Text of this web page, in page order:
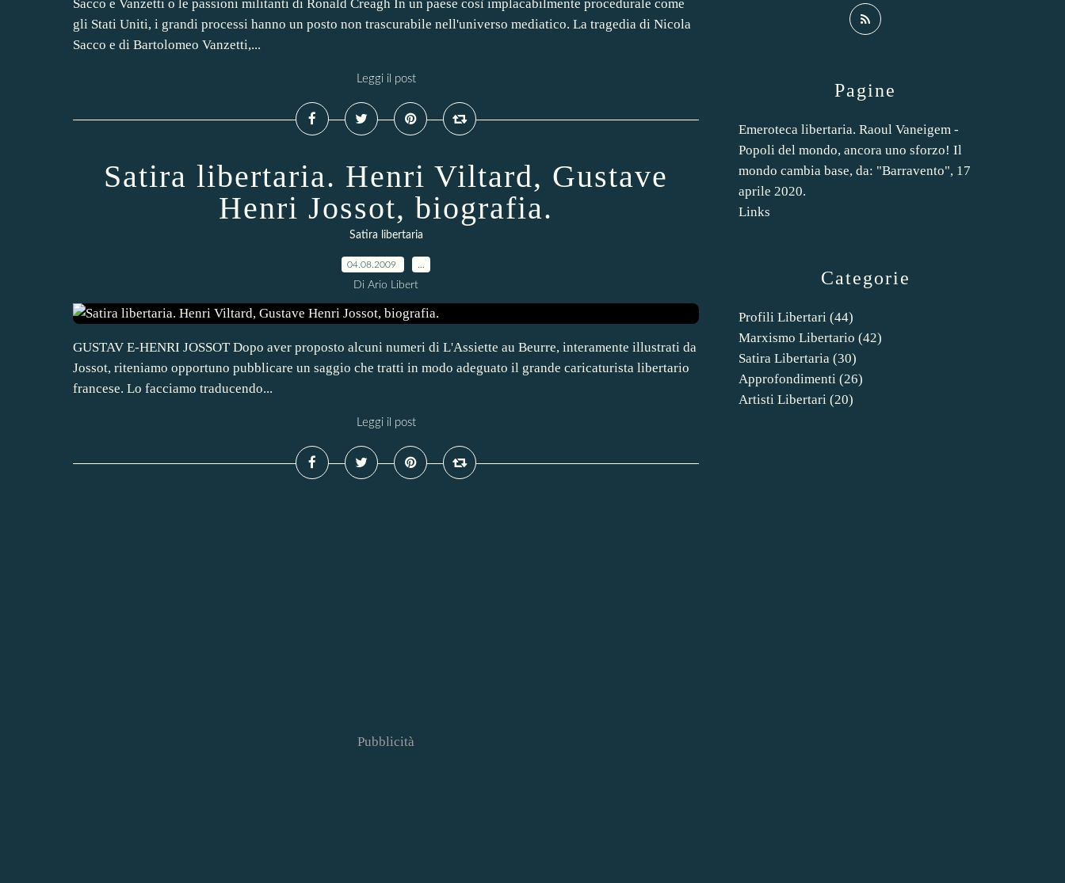
Sacco e Vanzetti o le passioni militanti di Ronald Creagh In un paese così implacabilmente procedurale come
gli Stati Uniti, i grandi processi hanno un posto non trascurabile nell'universo mediatico. La tragedia di Nicola
Sacco e di Bartolomeo Vanzetti,...
Leggi il post
Satira libertaria. Henri Viltard, Gustave
Henri Jossot, biografia.
Satira libertaria
04.08.2009
Di Ario Libert
GUSTAV E-HENRI JOSSOT Dopo aver proposto alcuni numeri di L'Assiette au Beurre, interamente illustrati da
Jossot, riteniamo opportuno pubblicare un saggio che tratti in modo adeguato il grande caricaturista libertario
francese. Lo facciamo traducendo...
Leggi il post
Pubblicità
Categorie
Profili Libertari (44)
Marxismo Libertario (42)
Satira Libertaria (30)
Approfondimenti (26)
Artisti Libertari (20)
Pagine
Emeroteca libertaria. Raoul Vaneigem -
Popoli del mondo, ancora uno sforzo! Il
mondo cambia base, da: "Barravento", 17
aprile 2020.
Links